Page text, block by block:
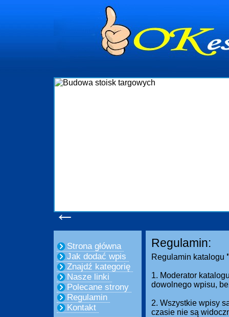
←
Strona główna
Jak dodać wpis
Znajdź kategorię
Nasze linki
Polecane strony
Regulamin
Kontakt
Regulamin:
Regulamin katalogu
1. Moderator
dowolnego wpisu,
2. Wszystkie wpisy
czasie nie są